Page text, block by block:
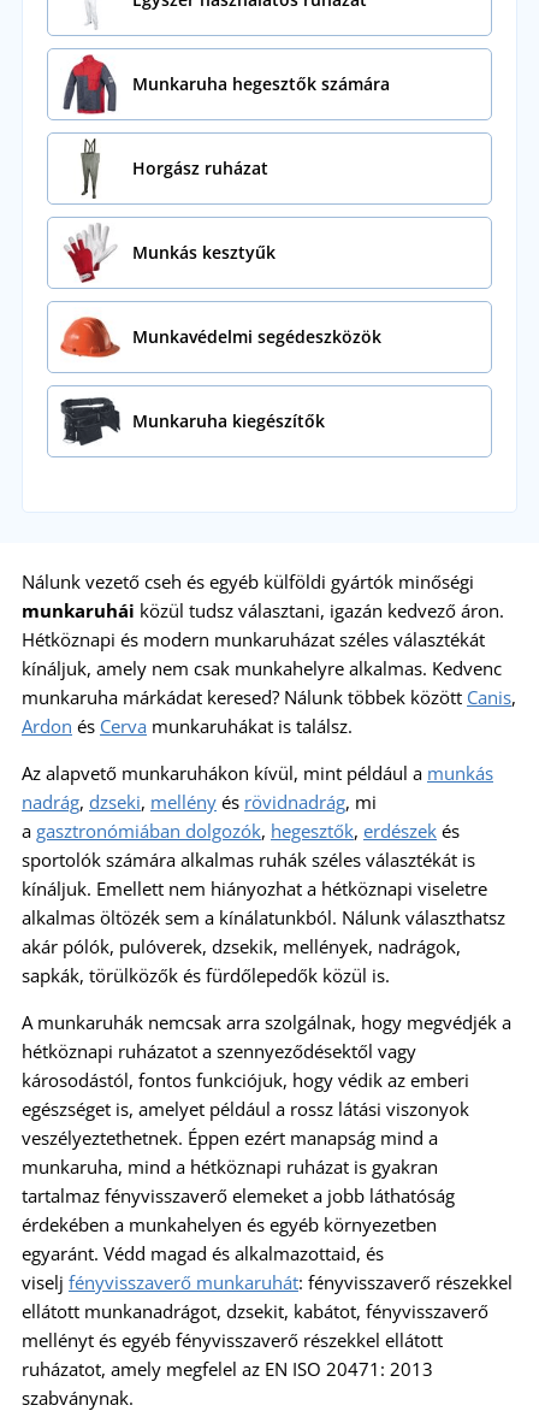
Munkaruha hegesztők számára
Horgász ruházat
Munkás kesztyűk
Munkavédelmi segédeszközök
Munkaruha kiegészítők
Nálunk vezető cseh és egyéb külföldi gyártók minőségi
munkaruhái közül tudsz választani, igazán kedvező áron.
Hétköznapi és modern munkaruházat széles választékát
kínáljuk, amely nem csak munkahelyre alkalmas. Kedvenc
munkaruha márkádat keresed? Nálunk többek között Canis,
Ardon és Cerva munkaruhákat is találsz.
Az alapvető munkaruhákon kívül, mint például a munkás
nadrág, dzseki, mellény és rövidnadrág, mi
a gasztronómiában dolgozók, hegesztők, erdészek és
sportolók számára alkalmas ruhák széles választékát is
kínáljuk. Emellett nem hiányozhat a hétköznapi viseletre
alkalmas öltözék sem a kínálatunkból. Nálunk választhatsz
akár pólók, pulóverek, dzsekik, mellények, nadrágok,
sapkák, törülközők és fürdőlepedők közül is.
A munkaruhák nemcsak arra szolgálnak, hogy megvédjék a
hétköznapi ruházatot a szennyeződésektől vagy
károsodástól, fontos funkciójuk, hogy védik az emberi
egészséget is, amelyet például a rossz látási viszonyok
veszélyeztethetnek. Éppen ezért manapság mind a
munkaruha, mind a hétköznapi ruházat is gyakran
tartalmaz fényvisszaverő elemeket a jobb láthatóság
érdekében a munkahelyen és egyéb környezetben
egyaránt. Védd magad és alkalmazottaid, és
viselj fényvisszaverő munkaruhát: fényvisszaverő részekkel
ellátott munkanadrágot, dzsekit, kabátot, fényvisszaverő
mellényt és egyéb fényvisszaverő részekkel ellátott
ruházatot, amely megfelel az EN ISO 20471: 2013
szabványnak.